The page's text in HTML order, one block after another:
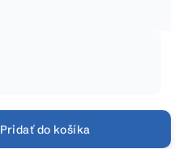
Pridať do košíka